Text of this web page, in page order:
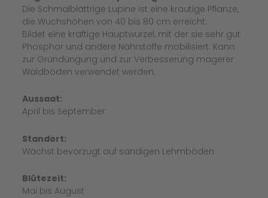
Die Schmalblättrige Lupine ist eine krautige Pflanze,
die Wuchshöhen von 40 bis 80 cm erreicht.
Bildet eine kräftige Hauptwurzel, mit der sie sehr gut
Phosphor und andere Nährstoffe mobilisiert. Kann
zur Gründüngung und zur Verbesserung magerer
Waldböden verwendet werden.
Aussaat:
April bis September
Standort:
Wächst bevorzugt auf sandigen Lehmböden
Blütezeit:
Mai bis August